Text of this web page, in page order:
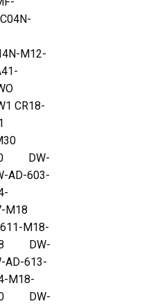
M12-
CR18-
1
M30
DW-
603-
M18
M18-
DW-
613-
M18-
DW-